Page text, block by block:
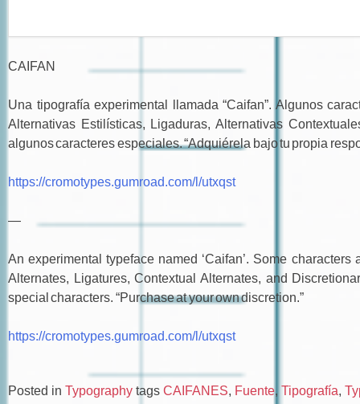
CAIFAN
Una tipografía experimental llamada “Caifan”. Algunos
Alternativas Estilísticas, Ligaduras, Alternativas
algunos caracteres especiales. “Adquiérela bajo tu propia
https://cromotypes.gumroad.com/l/utxqst
—
An experimental typeface named ‘Caifan’. Some
Alternates, Ligatures, Contextual Alternates, and
special characters. “Purchase at your own discretion.”
https://cromotypes.gumroad.com/l/utxqst
Posted in Typography tags CAIFANES, Fuente, Tipografía,